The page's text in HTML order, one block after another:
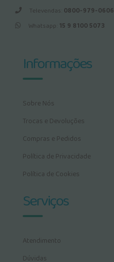
Televendas: 0800-979-0606
Whatsapp: 15 9 8100 5073
Informações
Sobre Nós
Trocas e Devoluções
Compras e Pedidos
Política de Privacidade
Política de Cookies
Serviços
Atendimento
Dúvidas